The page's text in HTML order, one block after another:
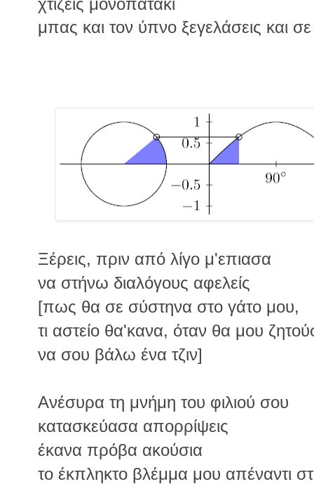
μπας και τον ύπνο ξεγελάσεις και
Ξέρεις, πριν από λίγο μ'επιασα
να στήνω διαλόγους αφελείς
[πως θα σε σύστηνα στο γάτο μου,
τι αστείο θα'κανα, όταν θα μου
να σου βάλω ένα τζιν]
Ανέσυρα τη μνήμη του φιλιού σου
κατασκεύασα απορρίψεις
έκανα πρόβα ακούσια
το έκπληκτο βλέμμα μου απέναντι